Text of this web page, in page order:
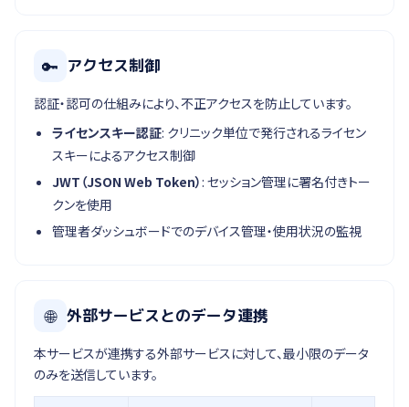
🔑 アクセス制御
認証・認可の仕組みにより、不正アクセスを防止しています。
ライセンスキー認証: クリニック単位で発行されるライセン
スキーによるアクセス制御
JWT（JSON Web Token） : セッション管理に署名付きトー
クンを使用
管理者ダッシュボードでのデバイス管理・使用状況の監視
🌐 外部サービスとのデータ連携
本サービスが連携する外部サービスに対して、最小限のデータ
のみを送信しています。